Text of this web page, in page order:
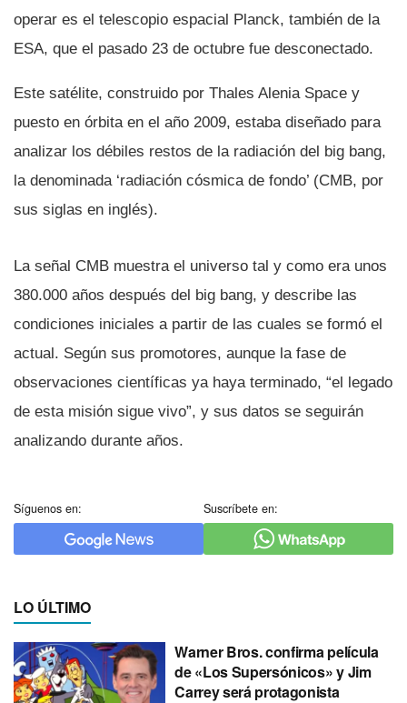
operar es el telescopio espacial Planck, también de la
ESA, que el pasado 23 de octubre fue desconectado.
Este satélite, construido por Thales Alenia Space y
puesto en órbita en el año 2009, estaba diseñado para
analizar los débiles restos de la radiación del big bang,
la denominada ‘radiación cósmica de fondo’ (CMB, por
sus siglas en inglés).
La señal CMB muestra el universo tal y como era unos
380.000 años después del big bang, y describe las
condiciones iniciales a partir de las cuales se formó el
actual. Según sus promotores, aunque la fase de
observaciones cientí­ficas ya haya terminado, “el legado
de esta misión sigue vivo”, y sus datos se seguirán
analizando durante años.
Síguenos en: Suscríbete en:
LO ÚLTIMO
Warner Bros. confirma película
de «Los Supersónicos» y Jim
Carrey será protagonista